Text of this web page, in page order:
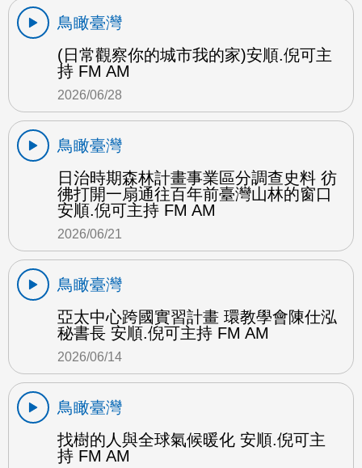
鳥瞰臺灣
(日常觀察你的城市我的家)安順.倪可主
持 FM AM
2026/06/28
鳥瞰臺灣
日治時期森林計畫事業區分調查史料 彷
彿打開一扇通往百年前臺灣山林的窗口
安順.倪可主持 FM AM
2026/06/21
鳥瞰臺灣
亞太中心跨國實習計畫 環教學會陳仕泓
秘書長 安順.倪可主持 FM AM
2026/06/14
鳥瞰臺灣
找樹的人與全球氣候暖化 安順.倪可主
持 FM AM